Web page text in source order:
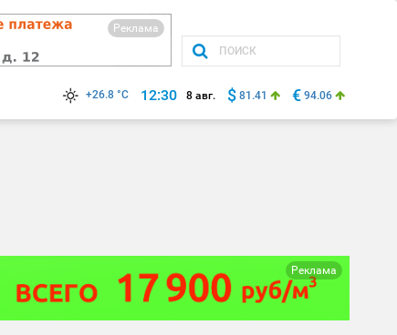
Реклама
+26.8 °C 12:30 8 авг. $ 81.41 € 94.06
Реклама